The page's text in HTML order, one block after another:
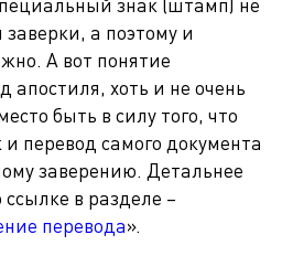
знак (штамп) не
а поэтому и
А вот понятие
апостиля, хоть и не очень
быть в силу того, что
перевод самого документа
заверению. Детальнее
в разделе –
перевода».